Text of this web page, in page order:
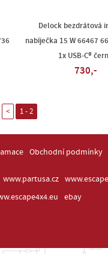
Delock bezdrátová
nabíječka 15 W 66467
1x USB-C®
730,-
< 1 - 2
Obchodní podmínky
www.partusa.cz
ebay